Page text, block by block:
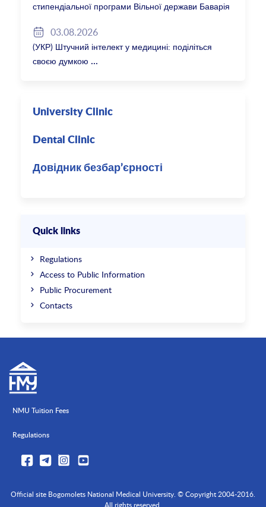
стипендіальної програми Вільної держави Баварія
03.08.2026
(УКР) Штучний інтелект у медицині: поділіться
своєю думкою
University Clinic
Dental Clinic
Довідник безбар’єрності
Quick links
Regulations
Access to Public Information
Public Procurement
Contacts
NMU Tuition Fees
Regulations
Official site Bogomolets National Medical University. © Copyright 2004-2016.
All rights reserved.